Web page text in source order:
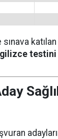
testini